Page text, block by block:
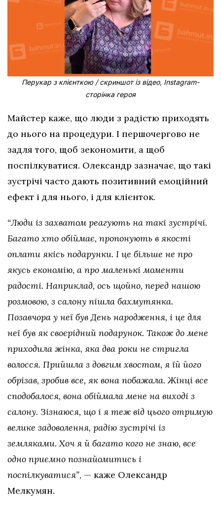
Перукар з клієнткою / скриншот із відео, Instagram-
сторінка героя
Майстер каже, що люди з радістю приходять
до нього на процедури. І першочергово не
задля того, щоб зекономити, а щоб
поспілкуватися. Олександр зазначає, що такі
зустрічі часто дають позитивний емоційний
ефект і для нього, і для клієнток.
“Люди із захватом реагують на такі зустрічі.
Багато хто обіймає, пропонують в якості
оплати якісь подарунки. І це більше не про
якусь економію, а про маленькі моменти
радості. Наприклад, ось щойно, перед нашою
розмовою, з салону пішла бахмутянка.
Позавчора у неї був День народження, і це для
неї був як своєрідний подарунок. Також до мене
приходила жінка, яка два роки не стригла
волосся. Прийшла з довгим хвостом, я їй його
обрізав, зробив все, як вона побажала. Жінці все
сподобалося, вона обіймала мене на виході з
салону. Зізнаюся, що і я теж від цього отримую
велике задоволення, радію зустрічі із
земляками. Хоч я й багато кого не знаю, все
одно приємно познайомитись і
поспілкуватися”, — каже Олександр
Мелкумян.